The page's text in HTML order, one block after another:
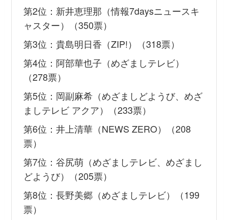
第2位：新井恵理那（情報7daysニュースキ
ャスター）（350票）
第3位：貴島明日香（ZIP!）（318票）
第4位：阿部華也子（めざましテレビ）
（278票）
第5位：岡副麻希（めざましどようび、めざ
ましテレビ アクア）（233票）
第6位：井上清華（NEWS ZERO）（208
票）
第7位：谷尻萌（めざましテレビ、めざまし
どようび）（205票）
第8位：長野美郷（めざましテレビ）（199
票）